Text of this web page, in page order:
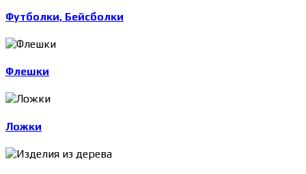
Футболки, Бейсболки
Флешки
Ложки